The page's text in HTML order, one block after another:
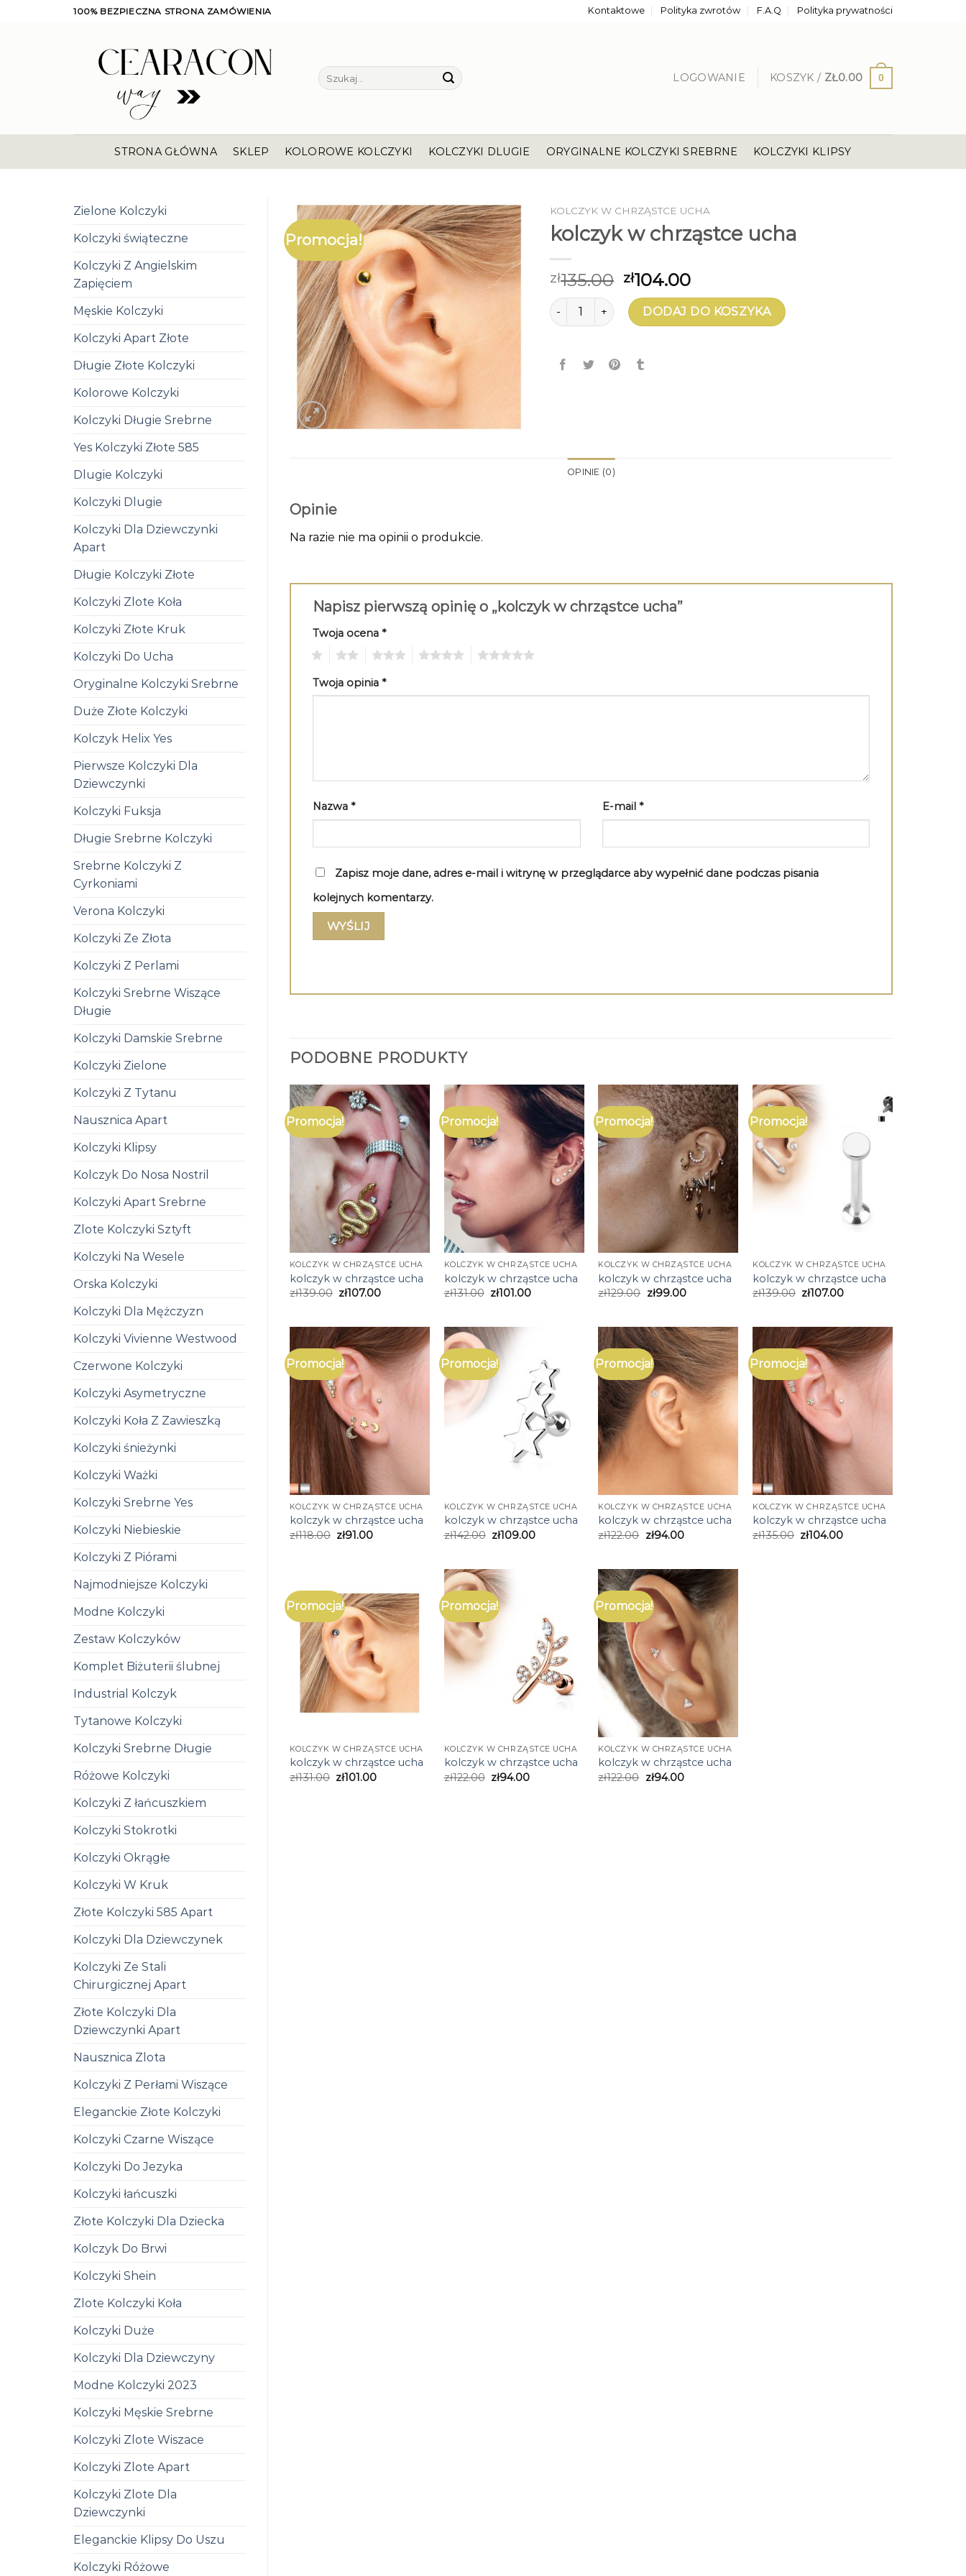
100% BEZPIECZNA STRONA ZAMÓWIENIA Kontaktowe Polityka zwrotów F.A.Q Polityka prywatności
Szukaj: LOGOWANIE KOSZYK / ZŁ0.00 0
STRONA GŁÓWNA SKLEP KOLOROWE KOLCZYKI KOLCZYKI DLUGIE ORYGINALNE KOLCZYKI SREBRNE KOLCZYKI KLIPSY
Zielone Kolczyki
Kolczyki świąteczne
Kolczyki Z Angielskim
Zapięciem
Męskie Kolczyki
Kolczyki Apart Złote
Długie Złote Kolczyki
Kolorowe Kolczyki
Kolczyki Długie Srebrne
Yes Kolczyki Złote 585
Dlugie Kolczyki
Kolczyki Dlugie
Kolczyki Dla Dziewczynki
Apart
Długie Kolczyki Złote
Kolczyki Zlote Koła
Kolczyki Złote Kruk
Kolczyki Do Ucha
Oryginalne Kolczyki Srebrne
Duże Złote Kolczyki
Kolczyk Helix Yes
Pierwsze Kolczyki Dla
Dziewczynki
Kolczyki Fuksja
Długie Srebrne Kolczyki
Srebrne Kolczyki Z
Cyrkoniami
Verona Kolczyki
Kolczyki Ze Złota
Kolczyki Z Perlami
Kolczyki Srebrne Wiszące
Długie
Kolczyki Damskie Srebrne
Kolczyki Zielone
Kolczyki Z Tytanu
Nausznica Apart
Kolczyki Klipsy
Kolczyk Do Nosa Nostril
Kolczyki Apart Srebrne
Zlote Kolczyki Sztyft
Kolczyki Na Wesele
Orska Kolczyki
Kolczyki Dla Mężczyzn
Kolczyki Vivienne Westwood
Czerwone Kolczyki
Kolczyki Asymetryczne
Kolczyki Koła Z Zawieszką
Kolczyki śnieżynki
Kolczyki Ważki
Kolczyki Srebrne Yes
Kolczyki Niebieskie
Kolczyki Z Piórami
Najmodniejsze Kolczyki
Modne Kolczyki
Zestaw Kolczyków
Komplet Biżuterii ślubnej
Industrial Kolczyk
Tytanowe Kolczyki
Kolczyki Srebrne Długie
Różowe Kolczyki
Kolczyki Z łańcuszkiem
Kolczyki Stokrotki
Kolczyki Okrągłe
Kolczyki W Kruk
Złote Kolczyki 585 Apart
Kolczyki Dla Dziewczynek
Kolczyki Ze Stali
Chirurgicznej Apart
Złote Kolczyki Dla
Dziewczynki Apart
Nausznica Zlota
Kolczyki Z Perłami Wiszące
Eleganckie Złote Kolczyki
Kolczyki Czarne Wiszące
Kolczyki Do Jezyka
Kolczyki łańcuszki
Złote Kolczyki Dla Dziecka
Kolczyk Do Brwi
Kolczyki Shein
Zlote Kolczyki Koła
Kolczyki Duże
Kolczyki Dla Dziewczyny
Modne Kolczyki 2023
Kolczyki Męskie Srebrne
Kolczyki Zlote Wiszace
Kolczyki Zlote Apart
Kolczyki Zlote Dla
Dziewczynki
Eleganckie Klipsy Do Uszu
Kolczyki Różowe
Promocja!
KOLCZYK W CHRZĄSTCE UCHA
kolczyk w chrząstce ucha
zł135.00 zł104.00
ilość kolczyk w chrząstce uchaDODAJ DO KOSZYKA
OPINIE (0)
Opinie
Na razie nie ma opinii o produkcie.
Napisz pierwszą opinię o „kolczyk w chrząstce ucha”
Twoja ocena *
Twoja opinia *
Nazwa * E-mail *
Zapisz moje dane, adres e-mail i witrynę w przeglądarce aby wypełnić dane podczas pisania
kolejnych komentarzy.
PODOBNE PRODUKTY
Promocja!
KOLCZYK W CHRZĄSTCE UCHA
kolczyk w chrząstce ucha
zł139.00 zł107.00
Promocja!
KOLCZYK W CHRZĄSTCE UCHA
kolczyk w chrząstce ucha
zł131.00 zł101.00
Promocja!
KOLCZYK W CHRZĄSTCE UCHA
kolczyk w chrząstce ucha
zł129.00 zł99.00
Promocja!
KOLCZYK W CHRZĄSTCE UCHA
kolczyk w chrząstce ucha
zł139.00 zł107.00
Promocja!
KOLCZYK W CHRZĄSTCE UCHA
kolczyk w chrząstce ucha
zł118.00 zł91.00
Promocja!
KOLCZYK W CHRZĄSTCE UCHA
kolczyk w chrząstce ucha
zł142.00 zł109.00
Promocja!
KOLCZYK W CHRZĄSTCE UCHA
kolczyk w chrząstce ucha
zł122.00 zł94.00
Promocja!
KOLCZYK W CHRZĄSTCE UCHA
kolczyk w chrząstce ucha
zł135.00 zł104.00
Promocja!
KOLCZYK W CHRZĄSTCE UCHA
kolczyk w chrząstce ucha
zł131.00 zł101.00
Promocja!
KOLCZYK W CHRZĄSTCE UCHA
kolczyk w chrząstce ucha
zł122.00 zł94.00
Promocja!
KOLCZYK W CHRZĄSTCE UCHA
kolczyk w chrząstce ucha
zł122.00 zł94.00